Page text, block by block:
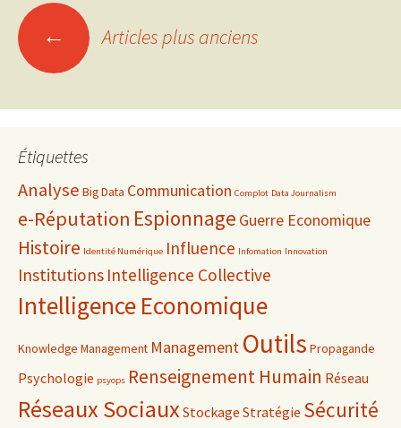
Navigation
des
articles
← Articles plus anciens
Étiquettes
Analyse Big Data Communication Complot Data Journalism
e-Réputation Espionnage Guerre Economique
Histoire Identité Numérique Influence Infomation Innovation
Institutions Intelligence Collective
Intelligence Economique
Knowledge Management Management Outils Propagande
Psychologie psyops Renseignement Humain Réseau
Réseaux SociauxStockage Stratégie Sécurité